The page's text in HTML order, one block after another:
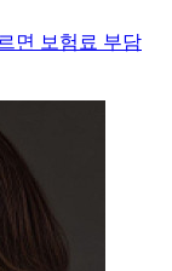
면 보험료 부담